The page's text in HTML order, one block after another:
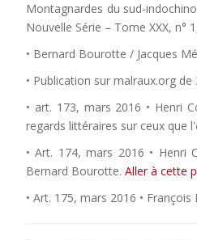
Montagnardes du sud-
Nouvelle Série – Tome XXX, n°
• Bernard Bourotte / Jacques
• Publication sur malraux.org
• art. 173, mars 2016 • Henri
regards littéraires sur ceux que
• Art. 174, mars 2016 • Henri
Bernard Bourotte. Aller à cette
• Art. 175, mars 2016 •